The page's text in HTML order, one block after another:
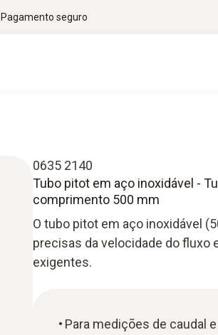
Pagamento seguro
0635 2140
Tubo pitot em aço inoxidável -
comprimento 500 mm
O tubo pitot em aço inoxidável
precisas da velocidade do fluxo
exigentes.
Para medições de caudal